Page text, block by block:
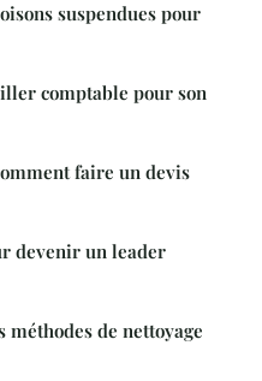
suspendues pour
comptable pour son
faire un devis
devenir un leader
de nettoyage